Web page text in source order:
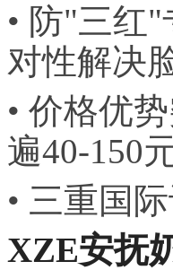
• 防"三红
对性解决
• 价格优
遍40-150
• 三重国
XZE安抚